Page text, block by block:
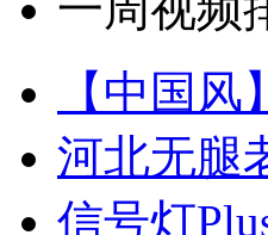
【中国
河北无腿
信号灯